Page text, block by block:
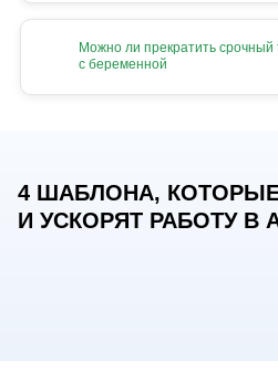
Можно ли прекратить срочный
с беременной
4 ШАБЛОНА,
И УСКОРЯТ РАБОТУ В